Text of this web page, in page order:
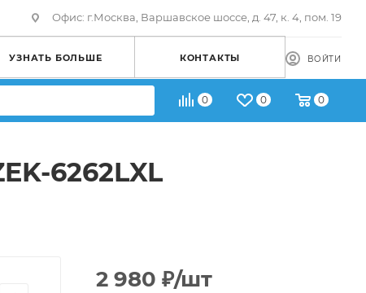
Офис: г.Москва, Варшавское шоссе, д. 47, к. 4, пом. 19
УЗНАТЬ БОЛЬШЕ КОНТАКТЫ ВОЙТИ
0 0 0
6262LXL
2 980 ₽/шт